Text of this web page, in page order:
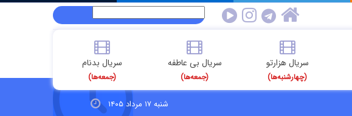
سریال هزارتو
(چهارشنبه‌ها)
سریال بی عاطفه
(جمعه‌ها)
سریال بدنام
(جمعه‌ها)
شنبه ۱۷ مرداد ۱۴۰۵